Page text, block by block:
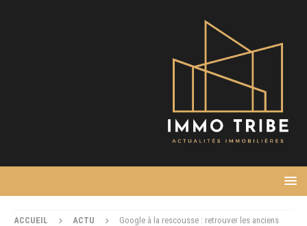
ACCUEIL ACTU
Google à la rescousse : retrouver les anciens